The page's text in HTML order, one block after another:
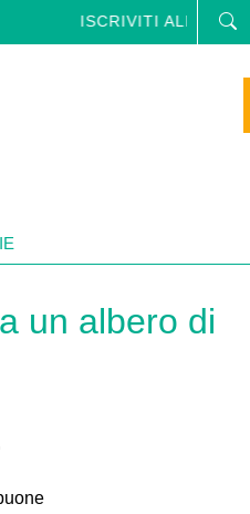
ISCRIVITI ALLA
un albero di